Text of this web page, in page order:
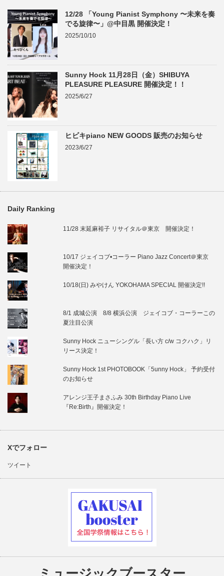
12/28 「Young Pianist Symphony 〜未来を奏
でる旋律〜」@中目黒 開催決定！
2025/10/10
Sunny Hock 11月28日（金）SHIBUYA
PLEASURE PLEASURE 開催決定！！
2025/6/27
ヒビキpiano NEW GOODS 販売のお知らせ
2023/6/27
Daily Ranking
11/28 末延麻裕子 リサイタル＠東京 開催決定！
10/17 ジェイコブ•コーラー Piano Jazz Concert＠東京
開催決定！
10/18(日) みやけん YOKOHAMA SPECIAL 開催決定!!
8/1 成城公演 8/8 横浜公演 ジェイコブ・コーラーこの
夏注目公演
Sunny Hock ニューシングル「長い方 c/w コクハク」リ
リース決定！
Sunny Hock 1st PHOTOBOOK「5unny Hock」 予約受付
のお知らせ
アレンジ王子まさふみ 30th Birthday Piano Live
『Re:Birth』開催決定！
Xでフォロー
ツイート